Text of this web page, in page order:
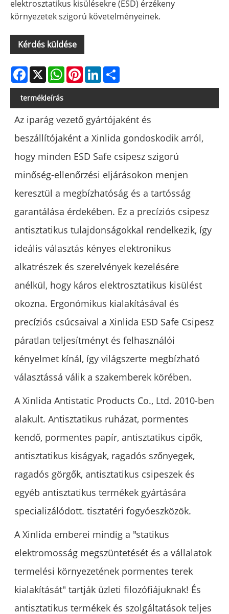
elektrosztatikus kisülésekre (ESD) érzékeny
környezetek szigorú követelményeinek.
Kérdés küldése
Facebook
X WhatsApp
PinterestLinkedIn
termékleírás
Az iparág vezető gyártójaként és
beszállítójaként a Xinlida gondoskodik arról,
hogy minden ESD Safe csipesz szigorú
minőség-ellenőrzési eljárásokon menjen
keresztül a megbízhatóság és a tartósság
garantálása érdekében. Ez a precíziós csipesz
antisztatikus tulajdonságokkal rendelkezik, így
ideális választás kényes elektronikus
alkatrészek és szerelvények kezelésére
anélkül, hogy káros elektrosztatikus kisülést
okozna. Ergonómikus kialakításával és
precíziós csúcsaival a Xinlida ESD Safe Csipesz
páratlan teljesítményt és felhasználói
kényelmet kínál, így világszerte megbízható
választássá válik a szakemberek körében.
A Xinlida Antistatic Products Co., Ltd. 2010-ben
alakult. Antisztatikus ruházat, pormentes
kendő, pormentes papír, antisztatikus cipők,
antisztatikus kiságyak, ragadós szőnyegek,
ragadós görgők, antisztatikus csipeszek és
egyéb antisztatikus termékek gyártására
specializálódott. tisztatéri fogyóeszközök.
A Xinlida emberei mindig a "statikus
elektromosság megszüntetését és a vállalatok
termelési környezetének pormentes terek
kialakítását" tartják üzleti filozófiájuknak! És
antisztatikus termékek és szolgáltatások teljes